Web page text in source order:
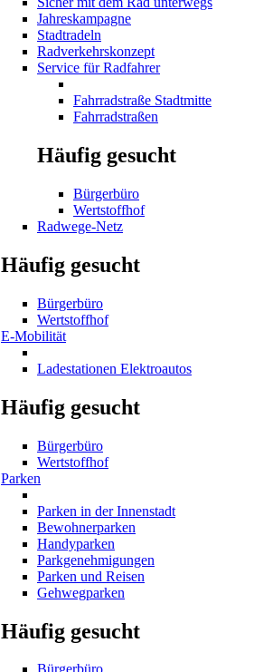
Jahreskampagne
Stadtradeln
Radverkehrskonzept
Service für Radfahrer
Fahrradstraße Stadtmitte
Fahrradstraßen
Häufig gesucht
Bürgerbüro
Wertstoffhof
Radwege-Netz
Häufig gesucht
Bürgerbüro
Wertstoffhof
E-Mobilität
Ladestationen Elektroautos
Häufig gesucht
Bürgerbüro
Wertstoffhof
Parken
Parken in der Innenstadt
Bewohnerparken
Handyparken
Parkgenehmigungen
Parken und Reisen
Gehwegparken
Häufig gesucht